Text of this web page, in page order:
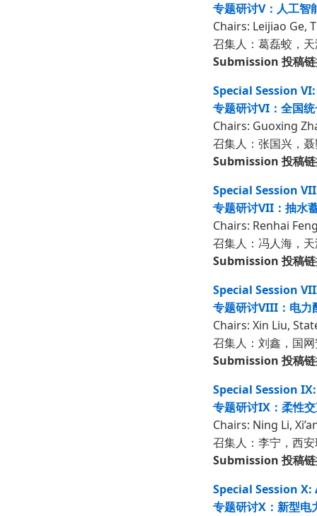
专题研讨V：人工智
Chairs: Leijiao Ge,
召集人：葛磊蛟，
Submission 投稿
Special Session
专题研讨VI：全国
Chairs: Guoxing
召集人：张国兴，
Submission 投稿
Special Session
专题研讨VII：抽水
Chairs: Renhai
召集人：冯人海，
Submission 投稿
Special Session
专题研讨VIII：电力
Chairs: Xin Liu,
召集人：刘鑫，国
Submission 投稿
Special Session
专题研讨IX：柔性
Chairs: Ning Li,
召集人：李宁，西
Submission 投稿
Special Session
专题研讨X：新型电